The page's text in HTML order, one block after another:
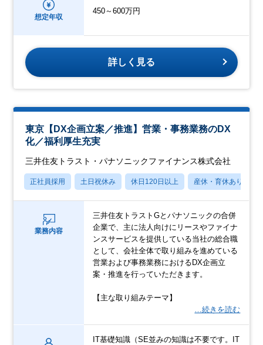
想定年収
450～600万円
詳しく見る
東京【DX企画立案／推進】営業・事務業務のDX
化／福利厚生充実
三井住友トラスト・パナソニックファイナンス株式会社
正社員採用 土日祝休み 休日120日以上 産休・育休あり
業務内容
三井住友トラストGとパナソニックの合併
企業で、主に法人向けにリースやファイナ
ンスサービスを提供している当社の総合職
として、会社全体で取り組みを進めている
営業および事務業務におけるDX企画立
案・推進を行っていただきます。
【主な取り組みテーマ】
…続きを読む
IT基礎知識（SE並みの知識は不要です。IT